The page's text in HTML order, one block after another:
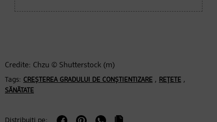
Credite: Chzu © Shutterstock (m)
Tags: CREȘTEREA GRADULUI DE CONȘTIENTIZARE , REȚETE ,
SĂNĂTATE
Distribuiți pe: